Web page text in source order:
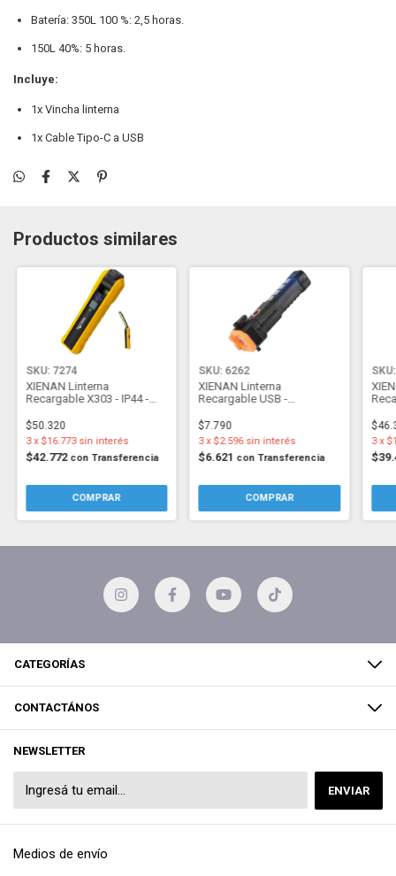
Batería: 350L 100 %: 2,5 horas.
150L 40%: 5 horas.
Incluye:
1x Vincha linterna
1x Cable Tipo-C a USB
Productos similares
SKU: 7274
XIENAN Linterna
Recargable X303 - IP44 -
Potencia
$50.320
$42.772 con Transferencia
3 x$16.773 sin interés
SKU: 6262
XIENAN Linterna
Recargable USB -
Corta Cinturon - Martillo
$7.790
$6.621 con Transferencia
3 x$2.596 sin interés 3 x
CATEGORÍAS
CONTACTÁNOS
NEWSLETTER
Medios de envío